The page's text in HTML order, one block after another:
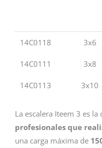
14C0118 3x6
14C0111 3x8
14C0113 3x10
La escalera Iteem 3 es la
profesionales que
una carga máxima de